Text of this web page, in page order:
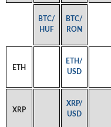
BTC/
HUF
BTC/
RON
ETH
ETH/
USD
XRP
XRP/
USD